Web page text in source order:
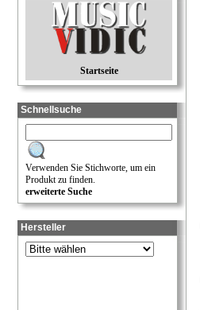
Startseite
Schnellsuche
Verwenden Sie Stichworte, um ein
Produkt zu finden.
erweiterte Suche
Hersteller